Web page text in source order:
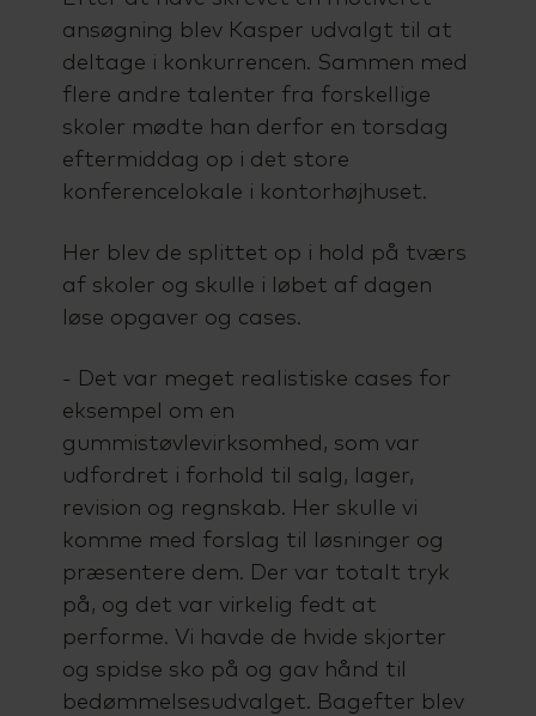
ansøgning blev Kasper udvalgt til at
deltage i konkurrencen. Sammen med
flere andre talenter fra forskellige
skoler mødte han derfor en torsdag
eftermiddag op i det store
konferencelokale i kontorhøjhuset.
Her blev de splittet op i hold på tværs
af skoler og skulle i løbet af dagen
løse opgaver og cases.
- Det var meget realistiske cases for
eksempel om en
gummistøvlevirksomhed, som var
udfordret i forhold til salg, lager,
revision og regnskab. Her skulle vi
komme med forslag til løsninger og
præsentere dem. Der var totalt tryk
på, og det var virkelig fedt at
performe. Vi havde de hvide skjorter
og spidse sko på og gav hånd til
bedømmelsesudvalget. Bagefter blev